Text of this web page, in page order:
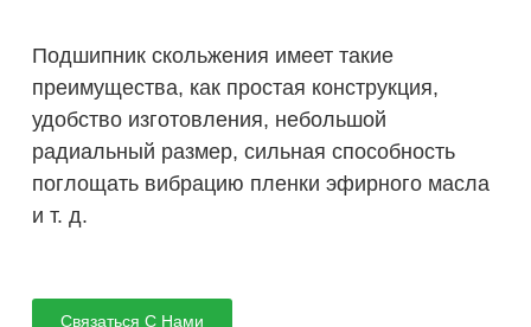
Подшипник скольжения имеет такие
преимущества, как простая конструкция,
удобство изготовления, небольшой
радиальный размер, сильная способность
поглощать вибрацию пленки эфирного масла
и т. д.
Связаться С Нами